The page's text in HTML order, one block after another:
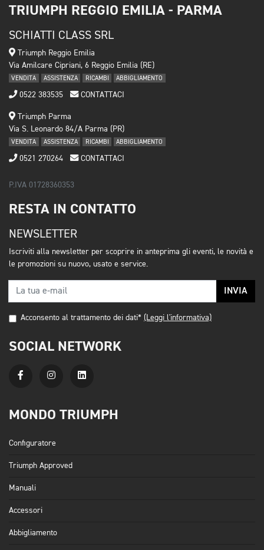
TRIUMPH REGGIO EMILIA - PARMA
SCHIATTI CLASS SRL
Triumph Reggio Emilia
Via Amilcare Cipriani, 6 Reggio Emilia (RE)
VENDITA ASSISTENZA RICAMBI ABBIGLIAMENTO
0522 383535 CONTATTACI
Triumph Parma
Via S. Leonardo 84/A Parma (PR)
VENDITA ASSISTENZA RICAMBI ABBIGLIAMENTO
0521 270264 CONTATTACI
P.IVA 01728360353
RESTA IN CONTATTO
NEWSLETTER
Iscriviti alla newsletter per scoprire in anteprima gli eventi, le novità e
le promozioni su nuovo, usato e service.
INVIA
Acconsento al trattamento dei dati* (Leggi l'informativa)
SOCIAL NETWORK
MONDO TRIUMPH
Configuratore
Triumph Approved
Manuali
Accessori
Abbigliamento